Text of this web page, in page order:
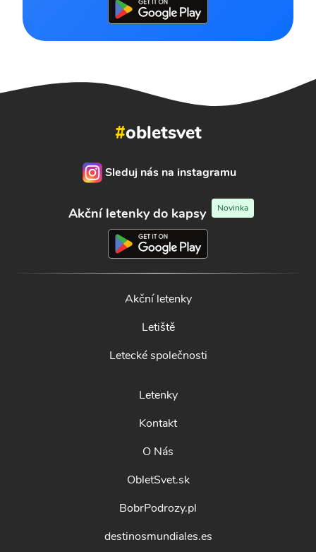
#obletsvet
Sleduj nás na instagramu
Akční letenky do kapsy Novinka
Akční letenky
Letiště
Letecké společnosti
Letenky
Kontakt
O Nás
ObletSvet.sk
BobrPodrozy.pl
destinosmundiales.es